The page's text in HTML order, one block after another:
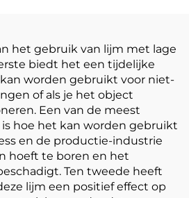
het gebruik van lijm met lage
biedt het een tijdelijke
worden gebruikt voor niet-
of als je het object
Een van de meest
hoe het kan worden gebruikt
en de productie-industrie
hoeft te boren en het
Ten tweede heeft
lijm een positief effect op